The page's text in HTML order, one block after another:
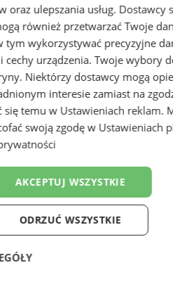
walczą o awans w
Roku 2026”
oraz ulepszania usług. Dostawcy
również przetwarzać Twoje
tym wykorzystywać precyzyjne
cechy urządzenia. Twoje wybory
Niektórzy dostawcy mogą
interesie zamiast na
się temu w Ustawieniach reklam.
swoją zgodę w Ustawieniach
AKCEPTUJ WSZYSTKIE
ODRZUĆ WSZYSTKIE